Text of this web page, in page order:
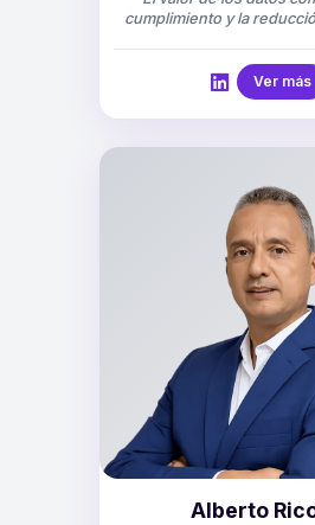
cumplimiento y la
Ver más
Alberto